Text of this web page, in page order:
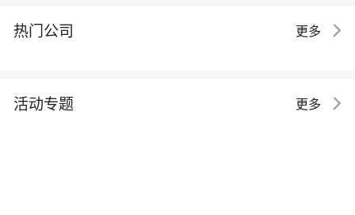
热门公司 更多
活动专题 更多